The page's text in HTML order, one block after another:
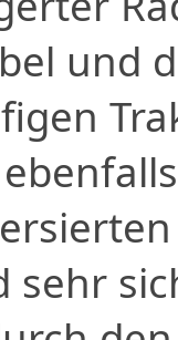
und
sehr